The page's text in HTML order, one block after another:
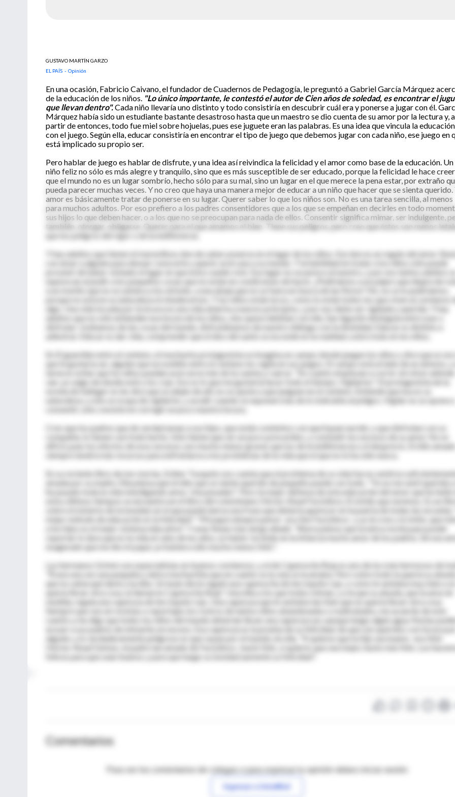
GUSTAVO MARTÍN GARZO
EL PAÍS - Opinión
En una ocasión, Fabricio Caivano, el fundador de Cuadernos de Pedagogía, le preguntó a Gabriel García Márquez
de la educación de los niños. "Lo único importante, le contestó el autor de Cien años de soledad, es encontrar el
que llevan dentro".Cada niño llevaría uno distinto y todo consistiría en descubrir cuál era y ponerse a jugar con él.
Márquez había sido un estudiante bastante desastroso hasta que un maestro se dio cuenta de su amor por la lectura y, a
partir de entonces, todo fue miel sobre hojuelas, pues ese juguete eran las palabras. Es una idea que vincula la educación
con el juego. Según ella, educar consistiría en encontrar el tipo de juego que debemos jugar con cada niño, ese juego en
está implicado su propio ser.
Pero hablar de juego es hablar de disfrute, y una idea así reivindica la felicidad y el amor como base de la educación. Un
niño feliz no sólo es más alegre y tranquilo, sino que es más susceptible de ser educado, porque la felicidad le hace creer
que el mundo no es un lugar sombrío, hecho sólo para su mal, sino un lugar en el que merece la pena estar, por extraño
pueda parecer muchas veces. Y no creo que haya una manera mejor de educar a un niño que hacer que se sienta querido.
amor es básicamente tratar de ponerse en su lugar. Querer saber lo que los niños son. No es una tarea sencilla, al menos
para muchos adultos. Por eso prefiero a los padres consentidores que a los que se empeñan en decirles en todo
sus hijos lo que deben hacer, o a los que no se preocupan para nada de ellos. Consentir significa mimar, ser indulgente,
también, otorgar, obligarse. Querer para el que amamos el bien. Tiene sus peligros, pero creo que éstos son menos
Y hay adultos que tienen el maravilloso don de saber ponerse en el lugar de los niños. Ese don es un regalo del amor.
con amar a alguien para desear conocerle y querer acercase a su mundo. Y la habilidad en tratar a los niños sólo puede
provenir de haber visitado el lugar en que éstos suelen vivir. Ese lugar no se parece al nuestro, y por eso tantos adultos se
equivocan al pedir a los pequeños cosas que no están en condiciones de hacer. ¿Pediríamos a un pájaro que dejara de
porque no está en su naturaleza el obedecernos. Y los niños están locos, como lo están todos los que viven al comienzo
disfrutar. Usábamos de las cosas del mundo, disfrutábamos de nuestro diálogo con la divinidad. Educar es distinto a
En El guardián entre el centeno, el muchacho protagonista se imagina un campo donde juegan los niños y dice que es eso
que le gustaría ser, alguien que escondido entre el centeno los vigila en sus juegos. El campo está al lado de un abismo, y
van, yo salgo de donde esté y los cojo. Eso es lo que me gustaría hacer todo el tiempo. Vigilarlos". El protagonista de la
novela de Salinger no les dice que se alejen de allí, no se opone a que jueguen en el centeno. Entiende que ésa es su
naturaleza, y sólo se ocupa de vigilarlos, y acudir cuando se exponen más de lo tolerable al peligro. Vigilar no se opone a
Creo que los padres que de verdad aman a sus hijos, que están contentos con que hayan nacido, y que disfrutan con su
difícil, pues los efectos de esos excesos son mucho menos graves que los de la indiferencia o el desprecio. El niño amado
En su reciente libro de me-morias, Esther Tusquets nos cuenta que el problema de su vida fue no sentirse
sobre el misterio de la bondad, en el que puede leerse una frase que debería aparecer en la puerta de todas las escuelas:
a los hijos es el mejor sistema educativo". Y unas líneas más abajo añade: "Ahora pienso que la única receta para poder
soportar lo dura que es la vida al cabo de los años, es haber recibido en la infancia mucho amor de los padres. Sin ese
Los hermanos Grimm son especialistas en buenos comienzos, y el de Caperucita Roja es uno de los más hermosos de
cuento y me digo que todos los niños del mundo deberían llevar una caperuza así, aunque luego algún agua-fiestas
Héctor Abad Gómez, el padre tan amado de Faciolince-, hazlo feliz, si quieres que sea mejor, hazlo más feliz. Los
Comentarios
Para ver los comentarios de colegas o para expresar tu opinión debes iniciar sesión
Ingresar a IntraMed